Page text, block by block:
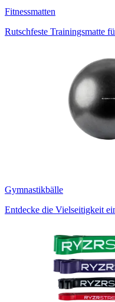
Fitnessmatten
Rutschfeste Trainingsmatte
Gymnastikbälle
Entdecke die Vielseitigkeit